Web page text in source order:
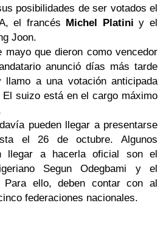
posibilidades de ser votados el
el francés Michel Platini y el
Joon.
mayo que dieron como vencedor
anunció días más tarde
a una votación anticipada
suizo está en el cargo máximo
pueden llegar a presentarse
el 26 de octubre. Algunos
llegar a hacerla oficial son el
Segun Odegbami y el
Para ello, deben contar con al
federaciones nacionales.